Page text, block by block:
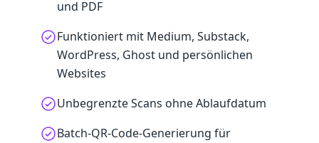
und PDF
Funktioniert mit Medium, Substack,
WordPress, Ghost und persönlichen
Websites
Unbegrenzte Scans ohne Ablaufdatum
Batch-QR-Code-Generierung für